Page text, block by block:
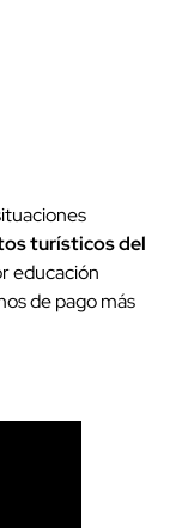
turísticos del
educación
de pago más